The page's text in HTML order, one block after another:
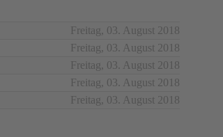
Freitag, 03. August 2018
Freitag, 03. August 2018
Freitag, 03. August 2018
Freitag, 03. August 2018
Freitag, 03. August 2018